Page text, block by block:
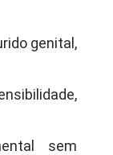
genital,
sem